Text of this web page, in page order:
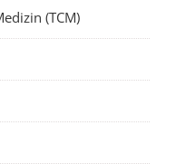
(TCM)